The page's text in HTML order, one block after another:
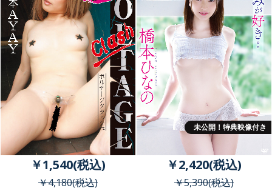
￥1,540(税込)
￥4,180(税込)
未公開！特典映像付き
￥2,420(税込)
￥5,390(税込)